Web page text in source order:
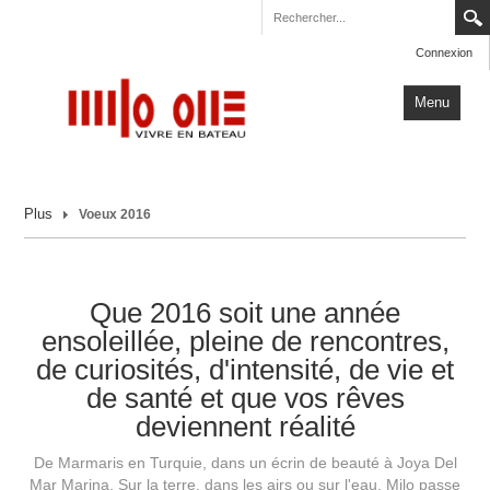
Connexion
Menu
Carnets de Voyage
Plus
Plus Voeux 2016
Que 2016 soit une année
ensoleillée, pleine de rencontres,
de curiosités, d'intensité, de vie et
de santé et que vos rêves
deviennent réalité
De Marmaris en Turquie, dans un écrin de beauté à Joya Del
Mar Marina. Sur la terre, dans les airs ou sur l'eau, Milo passe